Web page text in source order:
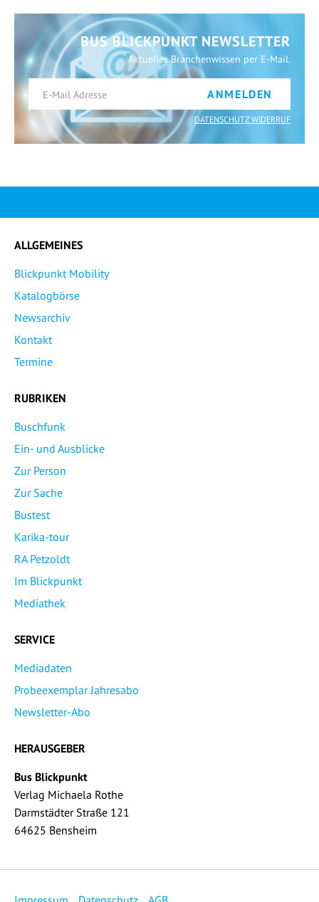
BUS BLICKPUNKT NEWSLETTER
Aktuelles Branchenwissen per E-Mail.
ANMELDEN
DATENSCHUTZ WIDERRUF
ALLGEMEINES
Blickpunkt Mobility
Katalogbörse
Newsarchiv
Kontakt
Termine
RUBRIKEN
Buschfunk
Ein- und Ausblicke
Zur Person
Zur Sache
Bustest
Karika-tour
RA Petzoldt
Im Blickpunkt
Mediathek
SERVICE
Mediadaten
Probeexemplar Jahresabo
Newsletter-Abo
HERAUSGEBER
Bus Blickpunkt
Verlag Michaela Rothe
Darmstädter Straße 121
64625 Bensheim